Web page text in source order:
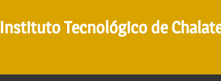
Instituto Tecnológico de